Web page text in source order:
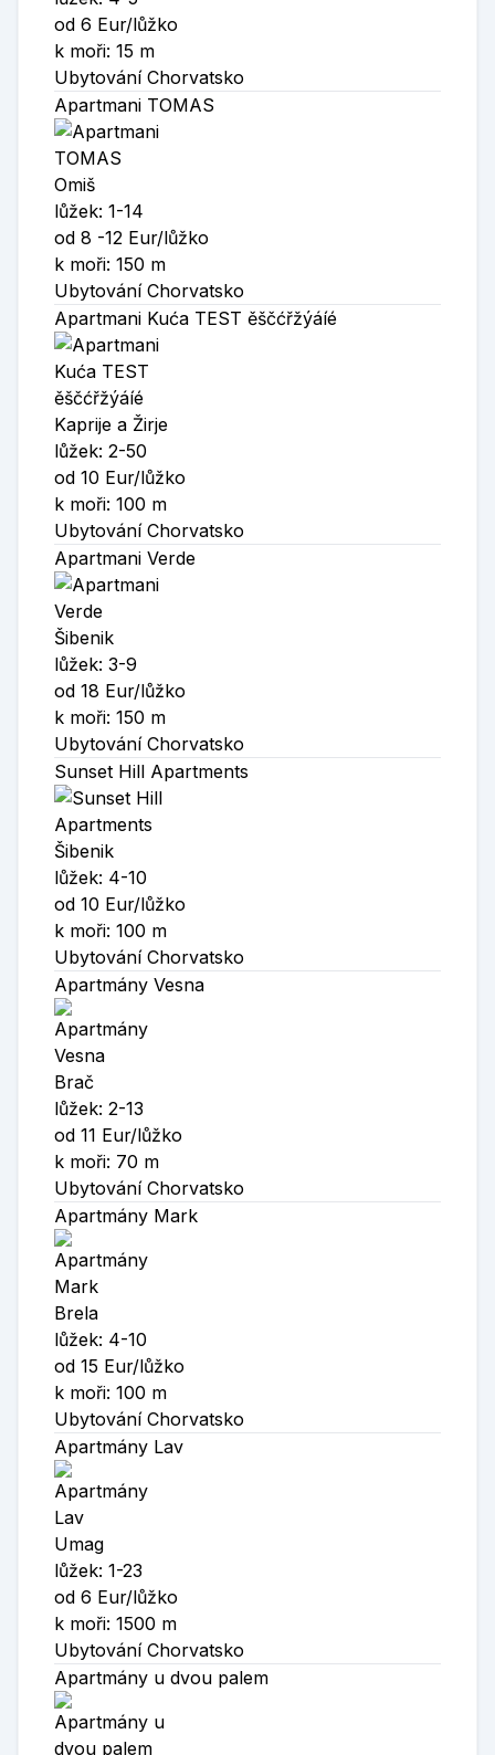
od 6 Eur/lůžko
k moři: 15 m
Ubytování Chorvatsko
Apartmani TOMAS
Omiš
lůžek: 1-14
od 8 -12 Eur/lůžko
k moři: 150 m
Ubytování Chorvatsko
Apartmani Kuća TEST ěščćřžýáíé
Kaprije a Žirje
lůžek: 2-50
od 10 Eur/lůžko
k moři: 100 m
Ubytování Chorvatsko
Apartmani Verde
Šibenik
lůžek: 3-9
od 18 Eur/lůžko
k moři: 150 m
Ubytování Chorvatsko
Sunset Hill Apartments
Šibenik
lůžek: 4-10
od 10 Eur/lůžko
k moři: 100 m
Ubytování Chorvatsko
Apartmány Vesna
Brač
lůžek: 2-13
od 11 Eur/lůžko
k moři: 70 m
Ubytování Chorvatsko
Apartmány Mark
Brela
lůžek: 4-10
od 15 Eur/lůžko
k moři: 100 m
Ubytování Chorvatsko
Apartmány Lav
Umag
lůžek: 1-23
od 6 Eur/lůžko
k moři: 1500 m
Ubytování Chorvatsko
Apartmány u dvou palem